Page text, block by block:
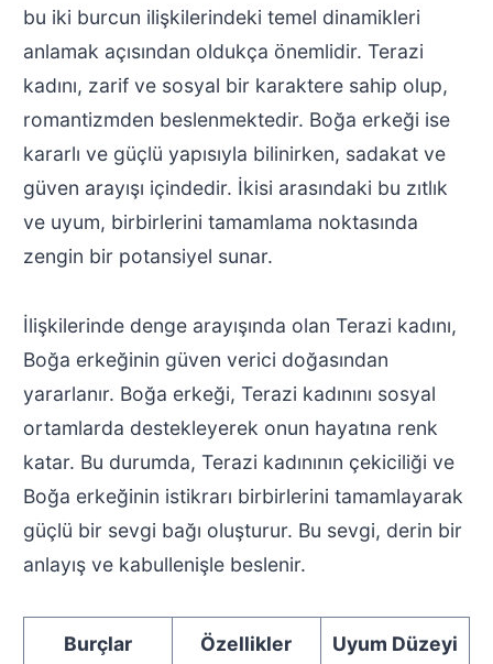
bu iki burcun ilişkilerindeki temel dinamikleri
anlamak açısından oldukça önemlidir. Terazi
kadını, zarif ve sosyal bir karaktere sahip olup,
romantizmden beslenmektedir. Boğa erkeği ise
kararlı ve güçlü yapısıyla bilinirken, sadakat ve
güven arayışı içindedir. İkisi arasındaki bu zıtlık
ve uyum, birbirlerini tamamlama noktasında
zengin bir potansiyel sunar.
İlişkilerinde denge arayışında olan Terazi kadını,
Boğa erkeğinin güven verici doğasından
yararlanır. Boğa erkeği, Terazi kadınını sosyal
ortamlarda destekleyerek onun hayatına renk
katar. Bu durumda, Terazi kadınının çekiciliği ve
Boğa erkeğinin istikrarı birbirlerini tamamlayarak
güçlü bir sevgi bağı oluşturur. Bu sevgi, derin bir
anlayış ve kabullenişle beslenir.
Burçlar Özellikler Uyum Düzeyi